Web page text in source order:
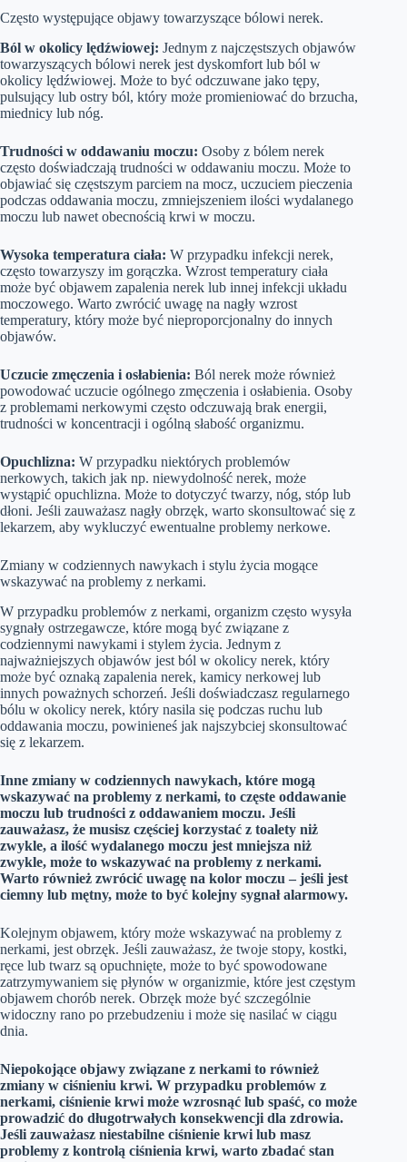
Często występujące objawy towarzyszące bólowi nerek.
Ból w okolicy lędźwiowej: Jednym z najczęstszych objawów
towarzyszących bólowi nerek jest dyskomfort lub ból w
okolicy lędźwiowej. Może to być odczuwane jako tępy,
pulsujący lub ostry ból, który może promieniować do brzucha,
miednicy lub nóg.
Trudności w oddawaniu moczu: Osoby z bólem nerek
często doświadczają trudności w oddawaniu moczu. Może to
objawiać się częstszym parciem na mocz, uczuciem pieczenia
podczas oddawania moczu, zmniejszeniem ilości wydalanego
moczu lub nawet obecnością krwi w moczu.
Wysoka temperatura ciała: W przypadku infekcji nerek,
często towarzyszy im gorączka. Wzrost temperatury ciała
może być objawem zapalenia nerek lub innej infekcji układu
moczowego. Warto zwrócić uwagę na nagły wzrost
temperatury, który może być nieproporcjonalny do innych
objawów.
Uczucie zmęczenia i osłabienia: Ból nerek może również
powodować uczucie ogólnego zmęczenia i osłabienia. Osoby
z problemami nerkowymi często odczuwają brak energii,
trudności w koncentracji i ogólną słabość organizmu.
Opuchlizna: W przypadku niektórych problemów
nerkowych, takich jak np. niewydolność nerek, może
wystąpić opuchlizna. Może to dotyczyć twarzy, nóg, stóp lub
dłoni. Jeśli zauważasz nagły obrzęk, warto skonsultować się z
lekarzem, aby wykluczyć ewentualne problemy nerkowe.
Zmiany w codziennych nawykach i stylu życia mogące
wskazywać na problemy z nerkami.
W przypadku problemów z nerkami, organizm często wysyła
sygnały ostrzegawcze, które mogą być związane z
codziennymi nawykami i stylem życia. Jednym z
najważniejszych objawów jest ból w okolicy nerek, który
może być oznaką zapalenia nerek, kamicy nerkowej lub
innych poważnych schorzeń. Jeśli doświadczasz regularnego
bólu w okolicy nerek, który nasila się podczas ruchu lub
oddawania moczu, powinieneś jak najszybciej skonsultować
się z lekarzem.
Inne zmiany w codziennych nawykach, które mogą
wskazywać na problemy z nerkami, to częste oddawanie
moczu lub trudności z oddawaniem moczu. Jeśli
zauważasz, że musisz częściej korzystać z toalety niż
zwykle, a ilość wydalanego moczu jest mniejsza niż
zwykle, może to wskazywać na problemy z nerkami.
Warto również zwrócić uwagę na kolor moczu – jeśli jest
ciemny lub mętny, może to być kolejny sygnał alarmowy.
Kolejnym objawem, który może wskazywać na problemy z
nerkami, jest obrzęk. Jeśli zauważasz, że twoje stopy, kostki,
ręce lub twarz są opuchnięte, może to być spowodowane
zatrzymywaniem się płynów w organizmie, które jest częstym
objawem chorób nerek. Obrzęk może być szczególnie
widoczny rano po przebudzeniu i może się nasilać w ciągu
dnia.
Niepokojące objawy związane z nerkami to również
zmiany w ciśnieniu krwi. W przypadku problemów z
nerkami, ciśnienie krwi może wzrosnąć lub spaść, co może
prowadzić do długotrwałych konsekwencji dla zdrowia.
Jeśli zauważasz niestabilne ciśnienie krwi lub masz
problemy z kontrolą ciśnienia krwi, warto zbadać stan